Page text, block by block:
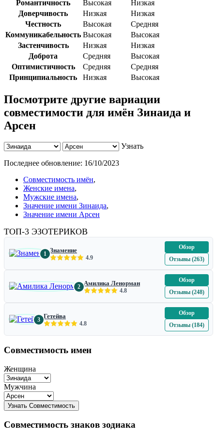
Романтичность Высокая
Низкая
Доверчивость
Низкая
Низкая
Честность
Высокая
Средняя
Коммуникабельность Высокая
Высокая
Застенчивость
Низкая
Низкая
Доброта
Средняя
Высокая
Оптимистичность
Средняя
Средняя
Принципиальность
Низкая Высокая
Посмотрите другие вариации
совместимости для имён Зинаида и
Арсен
Узнать
Последнее обновление: 16/10/2023
Совместимость имён,
Женские имена,
Мужские имена,
Значение имени Зинаида,
Значение имени Арсен
ТОП-3 ЭЗОТЕРИКОВ
1 Знамение
4.9
Обзор
Отзывы (263)
2 Амилика Ленорман
4.8
Обзор
Отзывы (248)
3 Гетейва
4.8
Обзор
Отзывы (184)
Совместимость имен
Женщина
Мужчина
Совместимость знаков зодиака